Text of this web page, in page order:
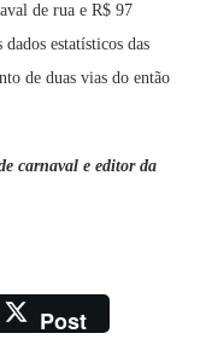
de rua e R$ 97
estatísticos das
de duas vias do então
carnaval e editor da
Post